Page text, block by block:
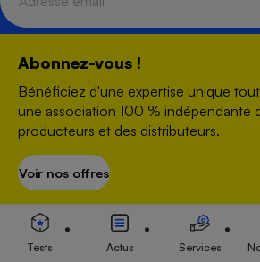
Abonnez-vous !
Bénéficiez d'une expertise unique
une association 100 % indépendante
producteurs et des distributeurs.
Voir nos offres
non lucratif qui agit, en toute
droits des consommateurs et des
consommation responsable,
Tests Actus Services